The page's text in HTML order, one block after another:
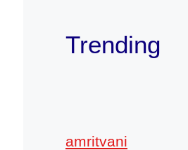
Trending
amritvani